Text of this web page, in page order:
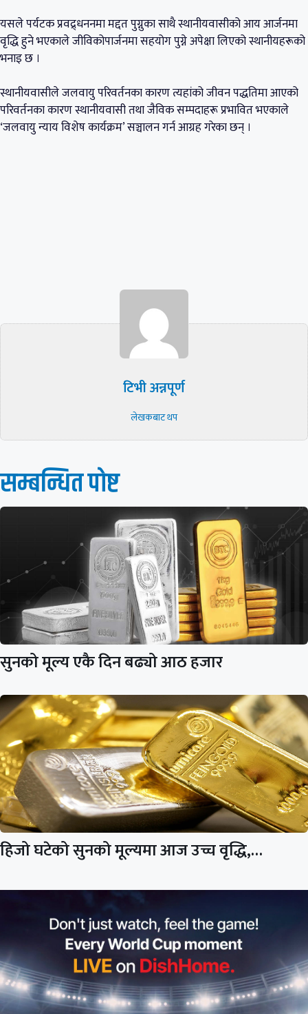
यसले पर्यटक प्रवद्र्धननमा मद्दत पुग्नुका साथै स्थानीयवासीको आय आर्जनमा
वृद्धि हुने भएकाले जीविकोपार्जनमा सहयोग पुग्ने अपेक्षा लिएको स्थानीयहरूको
भनाइ छ ।
स्थानीयवासीले जलवायु परिवर्तनका कारण त्यहांको जीवन पद्धतिमा आएको
परिवर्तनका कारण स्थानीयवासी तथा जैविक सम्पदाहरू प्रभावित भएकाले
‘जलवायु न्याय विशेष कार्यक्रम’ सञ्चालन गर्न आग्रह गरेका छन् ।
टिभी अन्नपूर्ण
लेखकबाट थप
सम्बन्धित पाेष्ट
सुनको मूल्य एकै दिन बढ्यो आठ हजार
हिजो घटेको सुनको मूल्यमा आज उच्च वृद्धि,…